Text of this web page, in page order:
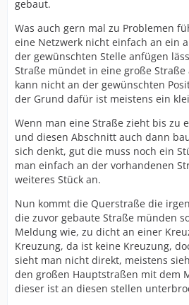
gebaut.
Was auch gern mal zu Problemen
eine Netzwerk nicht einfach an ein
der gewünschten Stelle anfügen
Straße mündet in eine große
kann nicht an der gewünschten
der Grund dafür ist meistens ein
Wenn man eine Straße zieht bis zu
und diesen Abschnitt auch dann
sich denkt, gut die muss noch ein
man einfach an der vorhandenen
weiteres Stück an.
Nun kommt die Querstraße die
die zuvor gebaute Straße münden
Meldung wie, zu dicht an einer
Kreuzung, da ist keine Kreuzung,
sieht man nicht direkt, meistens
den großen Hauptstraßen mit dem
dieser ist an diesen stellen